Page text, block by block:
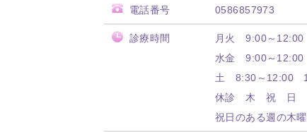
電話番号 0586857973
診療時間
月火 9:00～
水金 9:00～
土 8:30～12:00
休診 木 祝 日
祝日のある週の木